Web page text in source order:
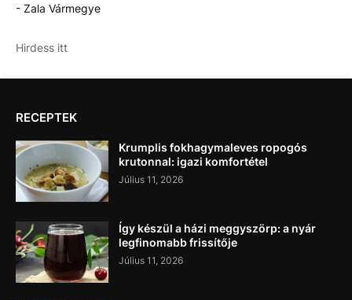
- Zala Vármegye
Hirdess itt
RECEPTEK
Krumplis fokhagymaleves ropogós
krutonnal: igazi komfortétel
Július 11, 2026
Így készül a házi meggyszörp: a nyár
legfinomabb frissítője
Július 11, 2026